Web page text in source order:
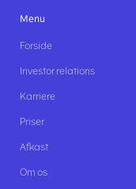
Menu
Forside
Investor relations
Karriere
Priser
Afkast
Om os